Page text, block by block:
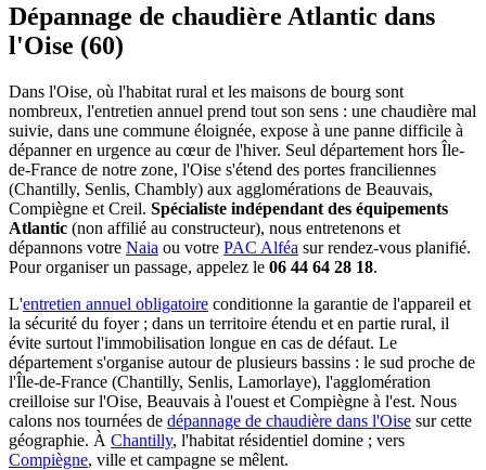
Dépannage de chaudière Atlantic dans
l'Oise (60)
Dans l'Oise, où l'habitat rural et les maisons de bourg sont
nombreux, l'entretien annuel prend tout son sens : une chaudière mal
suivie, dans une commune éloignée, expose à une panne difficile à
dépanner en urgence au cœur de l'hiver. Seul département hors Île-
de-France de notre zone, l'Oise s'étend des portes franciliennes
(Chantilly, Senlis, Chambly) aux agglomérations de Beauvais,
Compiègne et Creil. Spécialiste indépendant des équipements
Atlantic (non affilié au constructeur), nous entretenons et
dépannons votre Naia ou votre PAC Alféa sur rendez-vous planifié.
Pour organiser un passage, appelez le 06 44 64 28 18.
L'entretien annuel obligatoire conditionne la garantie de l'appareil et
la sécurité du foyer ; dans un territoire étendu et en partie rural, il
évite surtout l'immobilisation longue en cas de défaut. Le
département s'organise autour de plusieurs bassins : le sud proche de
l'Île-de-France (Chantilly, Senlis, Lamorlaye), l'agglomération
creilloise sur l'Oise, Beauvais à l'ouest et Compiègne à l'est. Nous
calons nos tournées de dépannage de chaudière dans l'Oise sur cette
géographie. À Chantilly, l'habitat résidentiel domine ; vers
Compiègne, ville et campagne se mêlent.